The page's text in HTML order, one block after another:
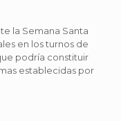
la Semana Santa
en los turnos de
podría constituir
establecidas por